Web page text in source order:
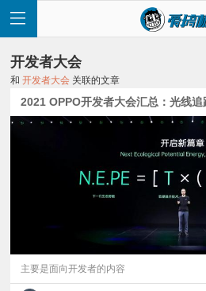
开发者大会
和开发者大会 关联的文章
主要是面向开发者的内容